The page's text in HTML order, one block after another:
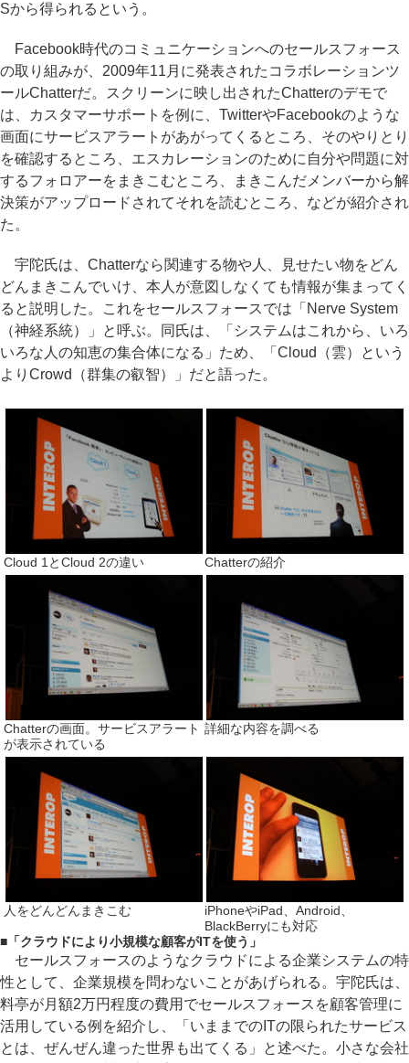
Sから得られるという。
Facebook時代のコミュニケーションへのセールスフォース
の取り組みが、2009年11月に発表されたコラボレーションツ
ールChatterだ。スクリーンに映し出されたChatterのデモで
は、カスタマーサポートを例に、TwitterやFacebookのような
画面にサービスアラートがあがってくるところ、そのやりとり
を確認するところ、エスカレーションのために自分や問題に対
するフォロアーをまきこむところ、まきこんだメンバーから解
決策がアップロードされてそれを読むところ、などが紹介され
た。
宇陀氏は、Chatterなら関連する物や人、見せたい物をどん
どんまきこんでいけ、本人が意図しなくても情報が集まってく
ると説明した。これをセールスフォースでは「Nerve System
（神経系統）」と呼ぶ。同氏は、「システムはこれから、いろ
いろな人の知恵の集合体になる」ため、「Cloud（雲）という
よりCrowd（群集の叡智）」だと語った。
Cloud 1とCloud 2の違い Chatterの紹介
Chatterの画面。サービスアラート
が表示されている
詳細な内容を調べる
人をどんどんまきこむ
iPhoneやiPad、Android、
BlackBerryにも対応
■ 「クラウドにより小規模な顧客がITを使う」
セールスフォースのようなクラウドによる企業システムの特
性として、企業規模を問わないことがあげられる。宇陀氏は、
料亭が月額2万円程度の費用でセールスフォースを顧客管理に
活用している例を紹介し、「いままでのITの限られたサービス
とは、ぜんぜん違った世界も出てくる」と述べた。小さな会社